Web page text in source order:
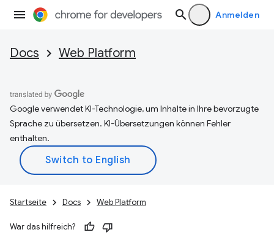
Anmelden
Docs Web Platform
Google verwendet KI-Technologie, um Inhalte in Ihre bevorzugte
Sprache zu übersetzen. KI-Übersetzungen können Fehler
enthalten.
Startseite Docs Web Platform
War das hilfreich?